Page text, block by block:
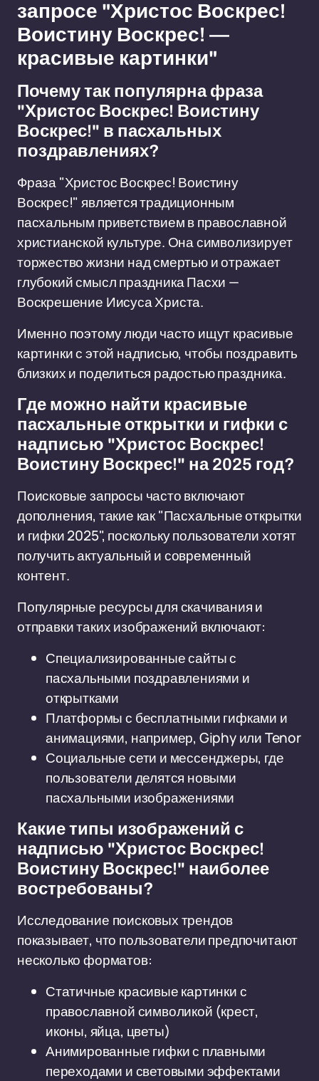
запросе "Христос Воскрес!
Воистину Воскрес! —
красивые картинки"
Почему так популярна фраза
"Христос Воскрес! Воистину
Воскрес!" в пасхальных
поздравлениях?
Фраза "Христос Воскрес! Воистину
Воскрес!" является традиционным
пасхальным приветствием в православной
христианской культуре. Она символизирует
торжество жизни над смертью и отражает
глубокий смысл праздника Пасхи —
Воскрешение Иисуса Христа.
Именно поэтому люди часто ищут красивые
картинки с этой надписью, чтобы поздравить
близких и поделиться радостью праздника.
Где можно найти красивые
пасхальные открытки и гифки с
надписью "Христос Воскрес!
Воистину Воскрес!" на 2025 год?
Поисковые запросы часто включают
дополнения, такие как "Пасхальные открытки
и гифки 2025", поскольку пользователи хотят
получить актуальный и современный
контент.
Популярные ресурсы для скачивания и
отправки таких изображений включают:
Специализированные сайты с
пасхальными поздравлениями и
открытками
Платформы с бесплатными гифками и
анимациями, например, Giphy или Tenor
Социальные сети и мессенджеры, где
пользователи делятся новыми
пасхальными изображениями
Какие типы изображений с
надписью "Христос Воскрес!
Воистину Воскрес!" наиболее
востребованы?
Исследование поисковых трендов
показывает, что пользователи предпочитают
несколько форматов:
Статичные красивые картинки с
православной символикой (крест,
иконы, яйца, цветы)
Анимированные гифки с плавными
переходами и световыми эффектами